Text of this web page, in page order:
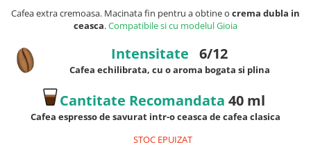
Cafea extra cremoasa. Macinata fin pentru a obtine o crema dubla in
ceasca.Compatibile si cu modelul Gioia
Intensitate 6/12
Cafea echilibrata, cu o aroma bogata si plina
Cantitate Recomandata 40 ml
Cafea espresso de savurat intr-o ceasca de cafea clasica
STOC EPUIZAT